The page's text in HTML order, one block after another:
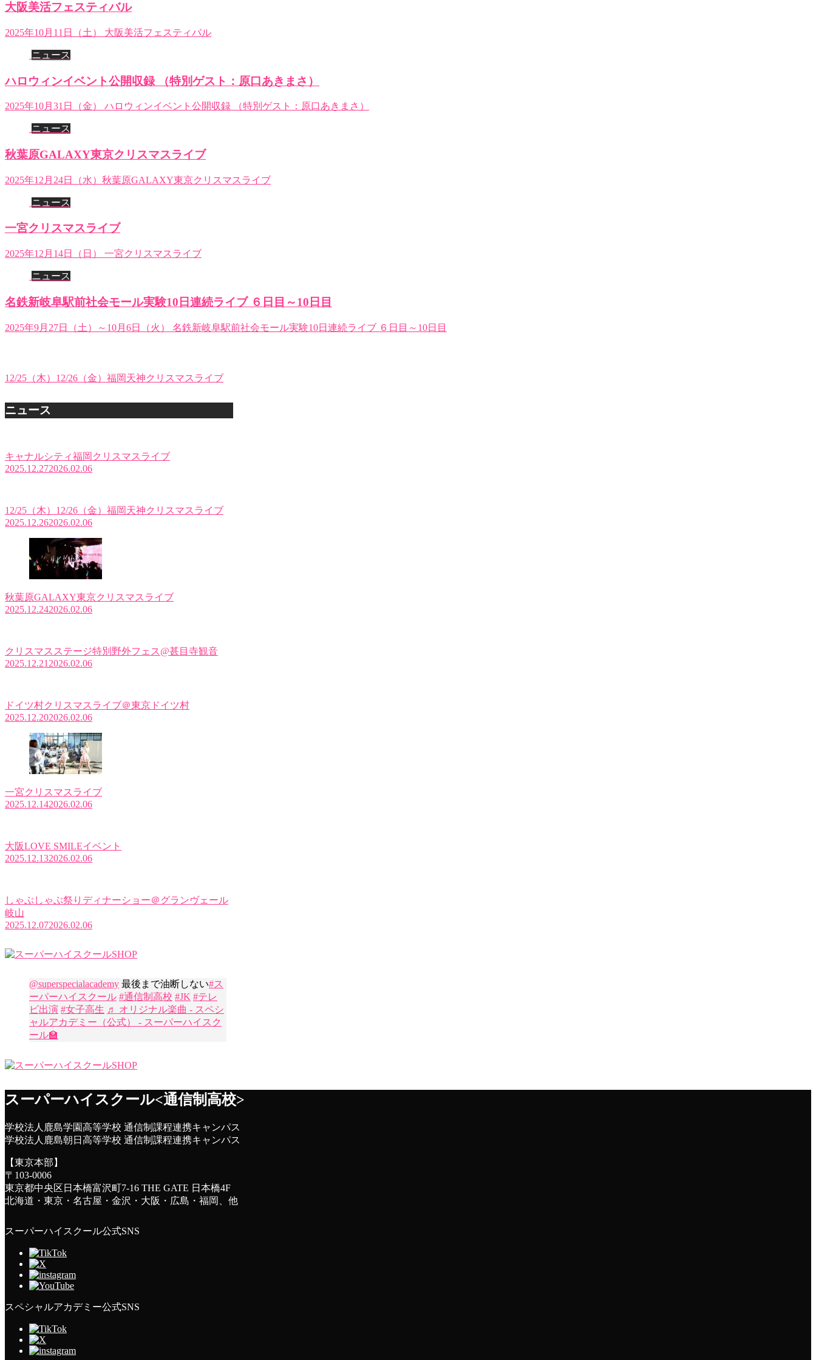
大阪美活フェスティバル
2025年10月11日（土） 大阪美活フェスティバル
ニュース
ハロウィンイベント公開収録 （特別ゲスト：原口あきまさ）
2025年10月31日（金） ハロウィンイベント公開収録 （特別ゲスト：原口あきまさ）
ニュース
秋葉原GALAXY東京クリスマスライブ
2025年12月24日（水）秋葉原GALAXY東京クリスマスライブ
ニュース
一宮クリスマスライブ
2025年12月14日（日） 一宮クリスマスライブ
ニュース
名鉄新岐阜駅前社会モール実験10日連続ライブ ６日目～10日目
2025年9月27日（土）～10月6日（火） 名鉄新岐阜駅前社会モール実験10日連続ライブ ６日目～10日目
12/25（木）12/26（金）福岡天神クリスマスライブ
ニュース
キャナルシティ福岡クリスマスライブ
2025.12.272026.02.06
12/25（木）12/26（金）福岡天神クリスマスライブ
2025.12.262026.02.06
秋葉原GALAXY東京クリスマスライブ
2025.12.242026.02.06
クリスマスステージ特別野外フェス@甚目寺観音
2025.12.21 2026.02.06
ドイツ村クリスマスライブ＠東京ドイツ村
2025.12.202026.02.06
一宮クリスマスライブ
2025.12.142026.02.06
大阪LOVE SMILEイベント
2025.12.132026.02.06
しゃぶしゃぶ祭りディナーショー＠グランヴェール
岐山
2025.12.072026.02.06
@superspecialacademy 最後まで油断しない#ス
ーパーハイスクール #通信制高校 #JK #テレ
ビ出演 #女子高生 ♬ オリジナル楽曲 - スペシ
ャルアカデミー（公式） - スーパーハイスク
ール🏫
スーパーハイスクール<通信制高校>
学校法人鹿島学園高等学校 通信制課程連携キャンパス
学校法人鹿島朝日高等学校 通信制課程連携キャンパス
【東京本部】
〒103-0006
東京都中央区日本橋富沢町7-16 THE GATE 日本橋4F
北海道・東京・名古屋・金沢・大阪・広島・福岡、他
スーパーハイスクール公式SNS
スペシャルアカデミー公式SNS